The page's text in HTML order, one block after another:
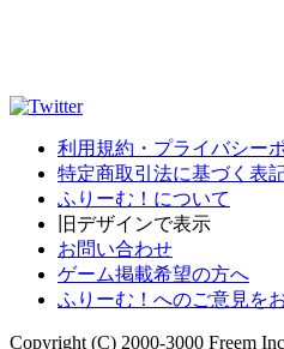
利用規約・プライバシー
特定商取引法に基づく表
ふりーむ！について
旧デザインで表示
お問い合わせ
ゲーム掲載希望の方へ
ふりーむ！へのご意見を
Copyright (C) 2000-3000 Freem